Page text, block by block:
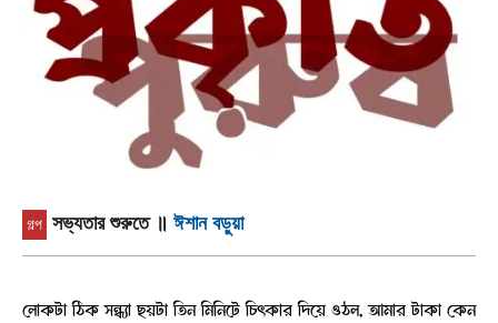
গল্প সভ্যতার শুরুতে ॥ ঈশান বড়ুয়া
লোকটা ঠিক সন্ধ্যা ছয়টা তিন মিনিটে চিৎকার দিয়ে ওঠল, আমার টাকা কেন